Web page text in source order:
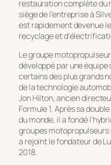
restauration complète du
siège de l’entreprise à
est rapidement devenue
recyclage et
Le groupe
développé par une équipe
certains des plus grands
de la technologie
Jon Hilton, ancien
Formule 1. Après sa
du monde, il a fondé
groupes
a rejoint le fondateur de
2018.